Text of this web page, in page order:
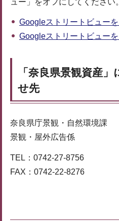
Googleストリートビュー
Googleストリートビュー
「奈良県景観資産
せ先
奈良県庁景観・自然環境課
景観・屋外広告係
TEL：0742-27-8756
FAX：0742-22-8276